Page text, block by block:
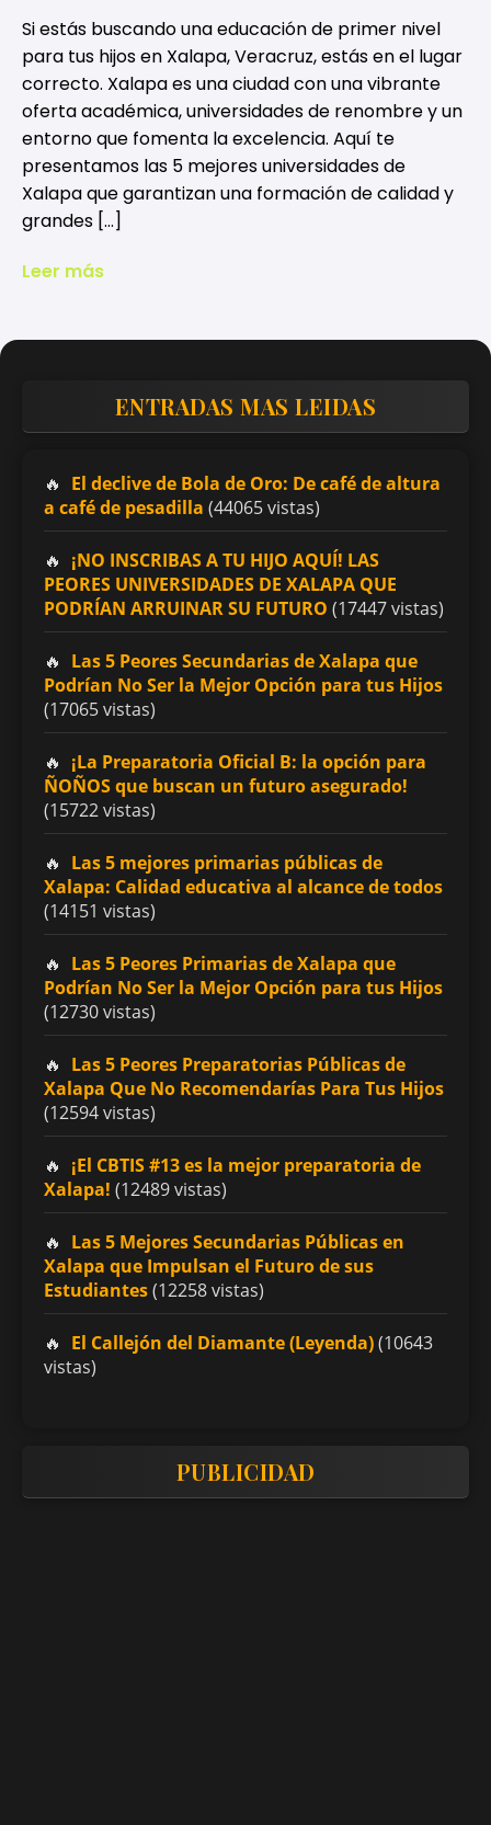
Si estás buscando una educación de primer nivel
para tus hijos en Xalapa, Veracruz, estás en el lugar
correcto. Xalapa es una ciudad con una vibrante
oferta académica, universidades de renombre y un
entorno que fomenta la excelencia. Aquí te
presentamos las 5 mejores universidades de
Xalapa que garantizan una formación de calidad y
grandes […]
Leer más
ENTRADAS MAS LEIDAS
El declive de Bola de Oro: De café de altura
a café de pesadilla (44065 vistas)
¡NO INSCRIBAS A TU HIJO AQUÍ! LAS
PEORES UNIVERSIDADES DE XALAPA QUE
PODRÍAN ARRUINAR SU FUTURO (17447 vistas)
Las 5 Peores Secundarias de Xalapa que
Podrían No Ser la Mejor Opción para tus Hijos
(17065 vistas)
¡La Preparatoria Oficial B: la opción para
ÑOÑOS que buscan un futuro asegurado!
(15722 vistas)
Las 5 mejores primarias públicas de
Xalapa: Calidad educativa al alcance de todos
(14151 vistas)
Las 5 Peores Primarias de Xalapa que
Podrían No Ser la Mejor Opción para tus Hijos
(12730 vistas)
Las 5 Peores Preparatorias Públicas de
Xalapa Que No Recomendarías Para Tus Hijos
(12594 vistas)
¡El CBTIS #13 es la mejor preparatoria de
Xalapa! (12489 vistas)
Las 5 Mejores Secundarias Públicas en
Xalapa que Impulsan el Futuro de sus
Estudiantes(12258 vistas)
El Callejón del Diamante (Leyenda)(10643
vistas)
PUBLICIDAD